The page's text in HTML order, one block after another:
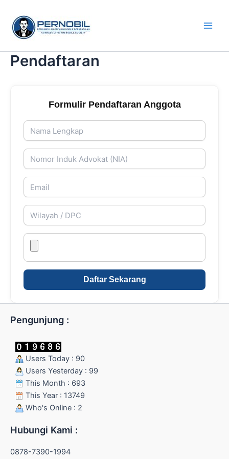
content
Pendaftaran
Formulir Pendaftaran Anggota
Daftar Sekarang
Pengunjung :
Users Today : 90
Users Yesterday : 99
This Month : 693
This Year : 13749
Who's Online : 2
Hubungi Kami :
0878-7390-1994